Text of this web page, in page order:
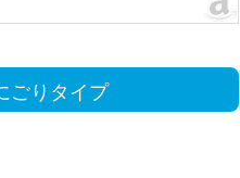
ごりタイプ